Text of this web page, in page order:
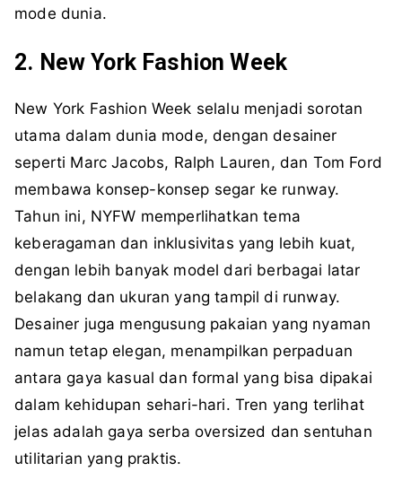
mode dunia.
2. New York Fashion Week
New York Fashion Week selalu menjadi sorotan
utama dalam dunia mode, dengan desainer
seperti Marc Jacobs, Ralph Lauren, dan Tom Ford
membawa konsep-konsep segar ke runway.
Tahun ini, NYFW memperlihatkan tema
keberagaman dan inklusivitas yang lebih kuat,
dengan lebih banyak model dari berbagai latar
belakang dan ukuran yang tampil di runway.
Desainer juga mengusung pakaian yang nyaman
namun tetap elegan, menampilkan perpaduan
antara gaya kasual dan formal yang bisa dipakai
dalam kehidupan sehari-hari. Tren yang terlihat
jelas adalah gaya serba oversized dan sentuhan
utilitarian yang praktis.